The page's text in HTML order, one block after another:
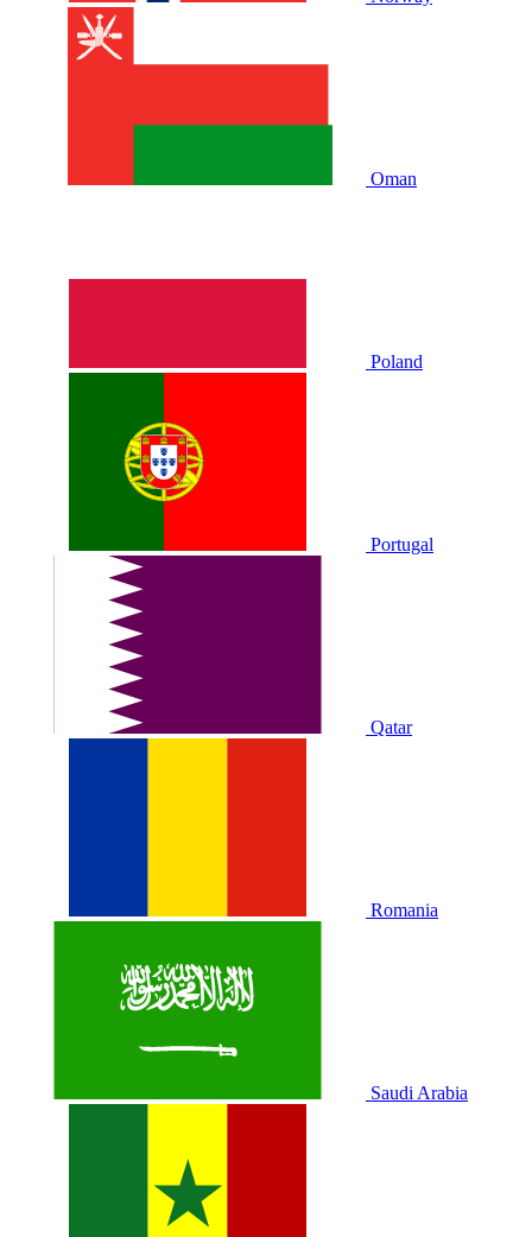
Oman
Poland
Portugal
Qatar
Romania
Saudi Arabia